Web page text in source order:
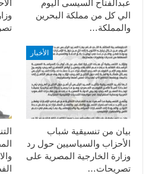
عبدالفتاح السيسى اليوم
الي كل من مملكة البحرين
والمملكة…
الأخبار
بيان من تنسيقية شباب
الأحزاب والسياسيين حول رد
وزارة الخارجية المصرية على
تصريحات…